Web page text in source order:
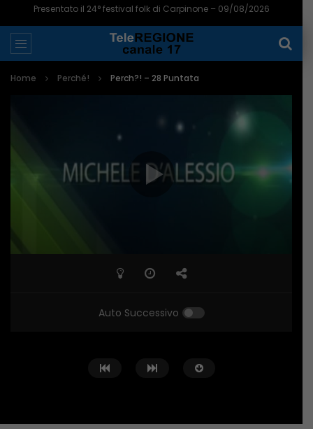
Presentato il 24° festival folk di Carpinone – 09/08/2026
Home Perché! Perch?! – 28 Puntata
Auto Successivo